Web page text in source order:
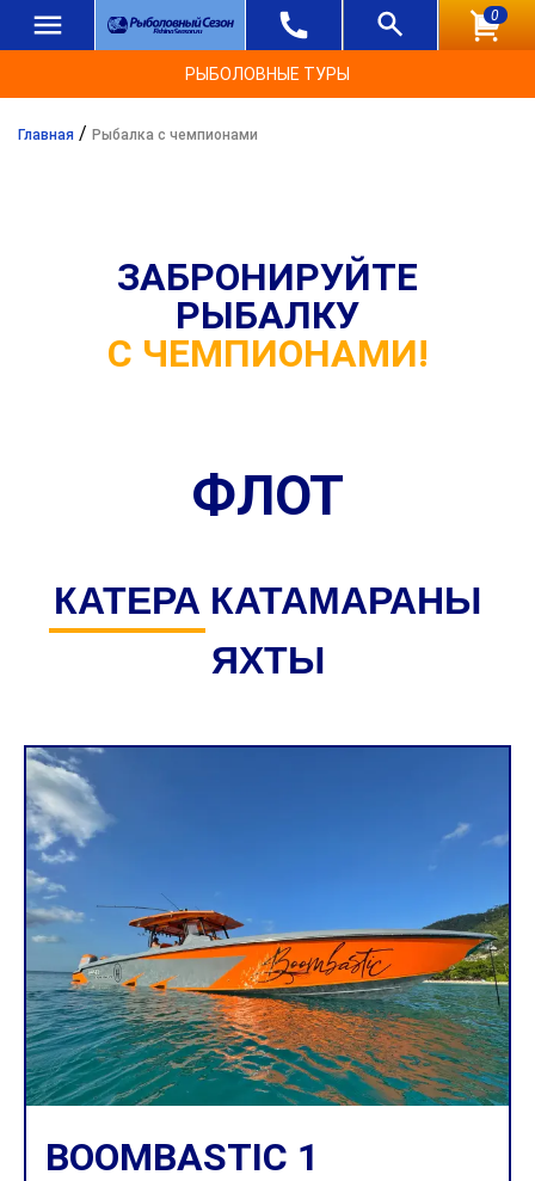
0
РЫБОЛОВНЫЕ ТУРЫ
Главная / Рыбалка с чемпионами
ЗАБРОНИРУЙТЕ
РЫБАЛКУ
С ЧЕМПИОНАМИ!
ФЛОТ
КАТЕРА КАТАМАРАНЫ
ЯХТЫ
BOOMBASTIC 1